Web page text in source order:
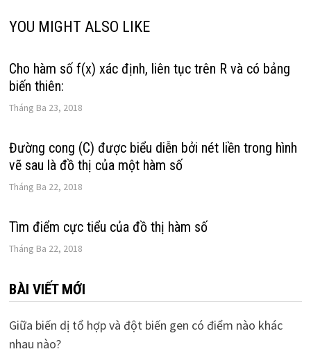
YOU MIGHT ALSO LIKE
Cho hàm số f(x) xác định, liên tục trên R và có bảng
biến thiên:
Tháng Ba 23, 2018
Đường cong (C) được biểu diễn bởi nét liền trong hình
vẽ sau là đồ thị của một hàm số
Tháng Ba 22, 2018
Tìm điểm cực tiểu của đồ thị hàm số
Tháng Ba 22, 2018
BÀI VIẾT MỚI
Giữa biến dị tổ hợp và đột biến gen có điểm nào khác
nhau nào?